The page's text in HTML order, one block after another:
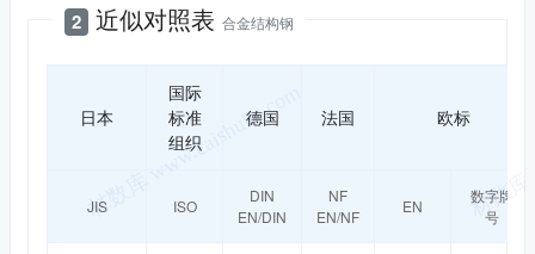
2 近似对照表 合金结构钢
日本
国际
标准
组织
德国 法国 欧标
JIS ISO
DIN
EN/DIN
NF
EN/NF
EN
数字牌
号